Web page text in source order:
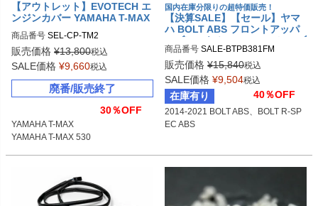
【アウトレット】EVOTECH エ
ンジンカバー YAMAHA T-MAX
商品番号 SEL-CP-TM2
販売価格 ¥13,800税込
SALE価格 ¥9,660税込
廃番/販売終了
30％OFF
YAMAHA T-MAX
YAMAHA T-MAX 530
国内在庫分限りの超特価販売！
【決算SALE】【セール】ヤマ
ハ BOLT ABS フロントアッパ
ーブレーキホース ステンレスブ
ラック／ブラックホース SWAG
E-LINE
商品番号 SALE-BTPB381FM
販売価格 ¥15,840税込
SALE価格 ¥9,504税込
在庫有り 40％OFF
2014-2021 BOLT ABS、BOLT R-SP
EC ABS